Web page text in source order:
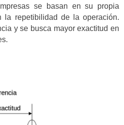
se basan en su propia
la repetibilidad de la operación.
y se busca mayor exactitud en